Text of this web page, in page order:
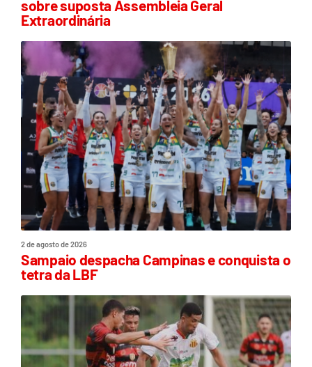
sobre suposta Assembleia Geral
Extraordinária
2 de agosto de 2026
Sampaio despacha Campinas e conquista o
tetra da LBF